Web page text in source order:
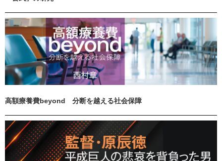
高額療養費beyond 分断を越える社会保障